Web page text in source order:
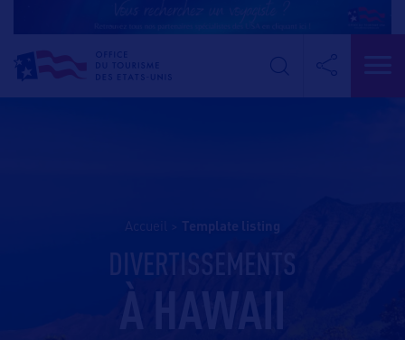
Accueil template listing
DIVERTISSEMENTS
À HAWAII